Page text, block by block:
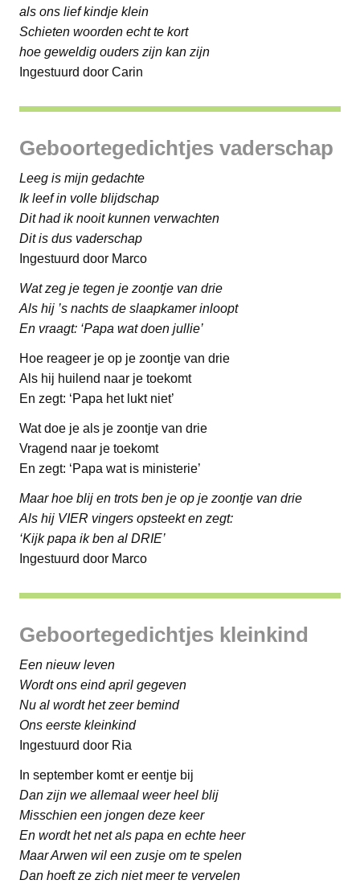
als ons lief kindje klein
Schieten woorden echt te kort
hoe geweldig ouders zijn kan zijn
Ingestuurd door Carin
Geboortegedichtjes vaderschap
Leeg is mijn gedachte
Ik leef in volle blijdschap
Dit had ik nooit kunnen verwachten
Dit is dus vaderschap
Ingestuurd door Marco
Wat zeg je tegen je zoontje van drie
Als hij ’s nachts de slaapkamer inloopt
En vraagt: ‘Papa wat doen jullie’
Hoe reageer je op je zoontje van drie
Als hij huilend naar je toekomt
En zegt: ‘Papa het lukt niet’
Wat doe je als je zoontje van drie
Vragend naar je toekomt
En zegt: ‘Papa wat is ministerie’
Maar hoe blij en trots ben je op je zoontje van drie
Als hij VIER vingers opsteekt en zegt:
‘Kijk papa ik ben al DRIE’
Ingestuurd door Marco
Geboortegedichtjes kleinkind
Een nieuw leven
Wordt ons eind april gegeven
Nu al wordt het zeer bemind
Ons eerste kleinkind
Ingestuurd door Ria
In september komt er eentje bij
Dan zijn we allemaal weer heel blij
Misschien een jongen deze keer
En wordt het net als papa en echte heer
Maar Arwen wil een zusje om te spelen
Dan hoeft ze zich niet meer te vervelen